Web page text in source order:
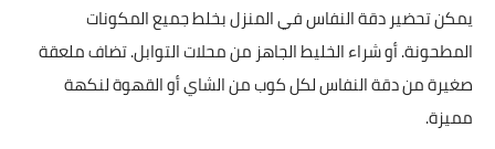
يمكن تحضير دقة النفاس في المنزل بخلط جميع المكونات
المطحونة. أو شراء الخليط الجاهز من محلات التوابل. تضاف ملعقة
صغيرة من دقة النفاس لكل كوب من الشاي أو القهوة لنكهة
مميزة.